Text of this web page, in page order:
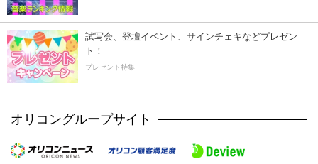
試写会、登壇イベント、サインチェキなどプレゼン
ト！
プレゼント特集
オリコングループサイト